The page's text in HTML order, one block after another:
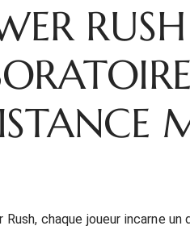
Rush, chaque joueur incarne